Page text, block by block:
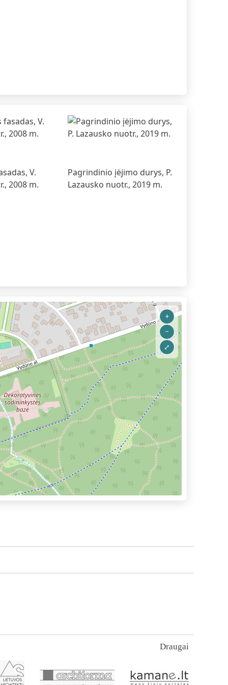
V.
2008 m.
Pagrindinio įėjimo durys, P.
Lazausko nuotr., 2019 m.
+
–
⤢
Draugai